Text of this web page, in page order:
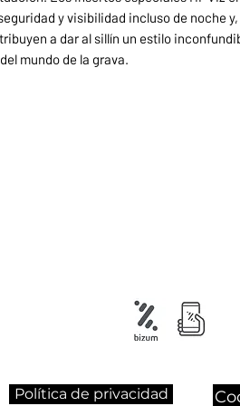
y visibilidad incluso de noche
a dar al sillín un estilo
mundo de la grava.
Política de privacidad